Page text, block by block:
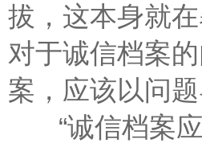
拔，这本身就
对于诚信档案
案，应该以问
“诚信档案应